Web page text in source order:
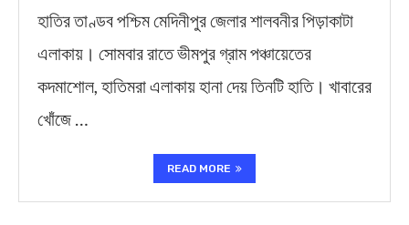
হাতির তাণ্ডব পশ্চিম মেদিনীপুর জেলার শালবনীর পিড়াকাটা
এলাকায়। সোমবার রাতে ভীমপুর গ্রাম পঞ্চায়েতের
কদমাশোল, হাতিমরা এলাকায় হানা দেয় তিনটি হাতি। খাবারের
খোঁজে …
READ MORE